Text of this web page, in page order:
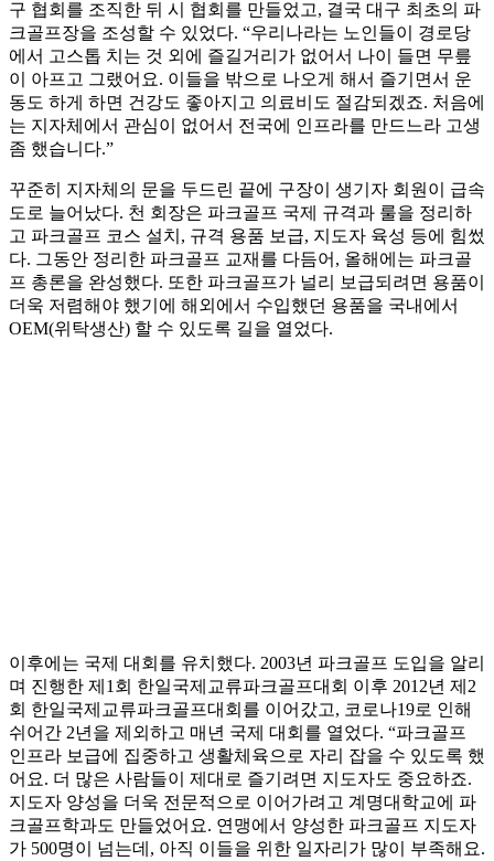
구 협회를 조직한 뒤 시 협회를 만들었고, 결국 대구 최초의 파
크골프장을 조성할 수 있었다. “우리나라는 노인들이 경로당
에서 고스톱 치는 것 외에 즐길거리가 없어서 나이 들면 무릎
이 아프고 그랬어요. 이들을 밖으로 나오게 해서 즐기면서 운
동도 하게 하면 건강도 좋아지고 의료비도 절감되겠죠. 처음에
는 지자체에서 관심이 없어서 전국에 인프라를 만드느라 고생
좀 했습니다.”
꾸준히 지자체의 문을 두드린 끝에 구장이 생기자 회원이 급속
도로 늘어났다. 천 회장은 파크골프 국제 규격과 룰을 정리하
고 파크골프 코스 설치, 규격 용품 보급, 지도자 육성 등에 힘썼
다. 그동안 정리한 파크골프 교재를 다듬어, 올해에는 파크골
프 총론을 완성했다. 또한 파크골프가 널리 보급되려면 용품이
더욱 저렴해야 했기에 해외에서 수입했던 용품을 국내에서
OEM(위탁생산) 할 수 있도록 길을 열었다.
이후에는 국제 대회를 유치했다. 2003년 파크골프 도입을 알리
며 진행한 제1회 한일국제교류파크골프대회 이후 2012년 제2
회 한일국제교류파크골프대회를 이어갔고, 코로나19로 인해
쉬어간 2년을 제외하고 매년 국제 대회를 열었다. “파크골프
인프라 보급에 집중하고 생활체육으로 자리 잡을 수 있도록 했
어요. 더 많은 사람들이 제대로 즐기려면 지도자도 중요하죠.
지도자 양성을 더욱 전문적으로 이어가려고 계명대학교에 파
크골프학과도 만들었어요. 연맹에서 양성한 파크골프 지도자
가 500명이 넘는데, 아직 이들을 위한 일자리가 많이 부족해요.